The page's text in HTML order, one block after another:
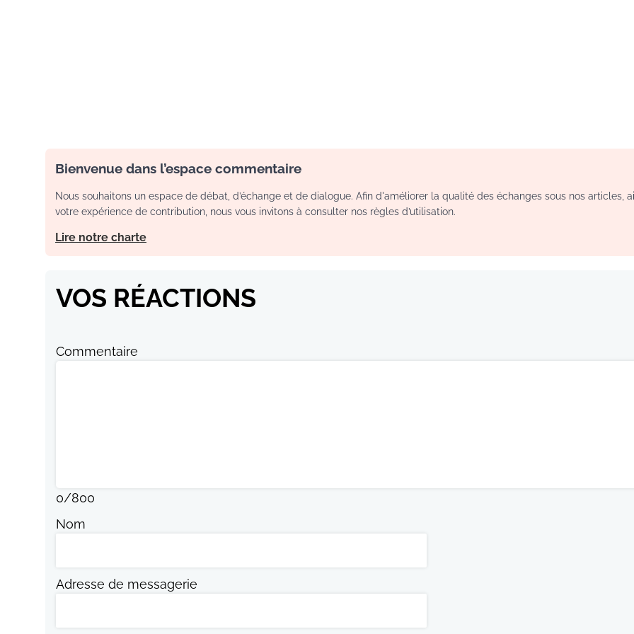
Bienvenue dans l’espace commentaire
Nous souhaitons un espace de débat, d’échange et de dialogue. Afin d'améliorer la qualité des échanges sous nos articles,
votre expérience de contribution, nous vous invitons à consulter nos règles d’utilisation.
Lire notre charte
VOS RÉACTIONS
Commentaire
0/800
Nom
Adresse de messagerie